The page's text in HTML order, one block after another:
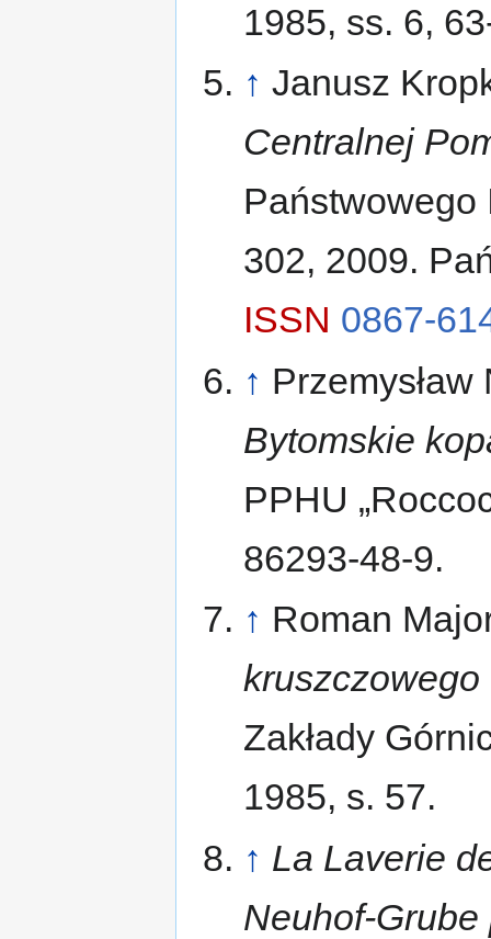
1985, ss. 6,
↑ Janusz
Centralnej
Państwowego
302, 2009.
ISSN 0867-
↑
Bytomskie
PPHU
86293-48-9.
↑ Roman
Zakłady
1985, s. 57.
↑ La Laverie
Neuhof-